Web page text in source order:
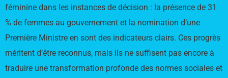
féminine dans les instances de décision : la présence de 31
% de femmes au gouvernement et la nomination d’une
Première Ministre en sont des indicateurs clairs. Ces progrès
méritent d’être reconnus, mais ils ne suffisent pas encore à
traduire une transformation profonde des normes sociales et